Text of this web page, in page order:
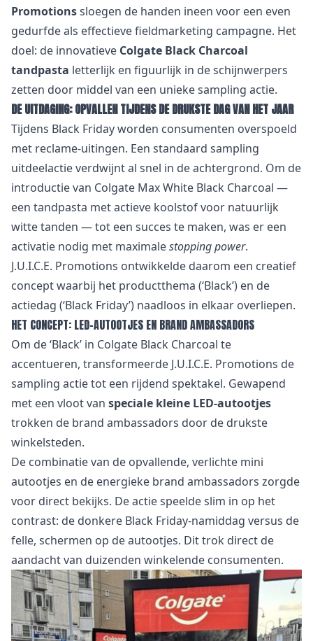
Promotionssloegen de handen ineen voor een even
gedurfde als effectieve fieldmarketing campagne. Het
doel: de innovatieve Colgate Black Charcoal
tandpasta letterlijk en figuurlijk in de schijnwerpers
zetten door middel van een unieke sampling actie.
DE UITDAGING: OPVALLEN TIJDENS DE DRUKSTE DAG VAN HET JAAR
Tijdens Black Friday worden consumenten overspoeld
met reclame-uitingen. Een standaard sampling
uitdeelactie verdwijnt al snel in de achtergrond. Om de
introductie van Colgate Max White Black Charcoal —
een tandpasta met actieve koolstof voor natuurlijk
witte tanden — tot een succes te maken, was er een
activatie nodig met maximalestopping power.
J.U.I.C.E. Promotions ontwikkelde daarom een creatief
concept waarbij het productthema (‘Black’) en de
actiedag (‘Black Friday’) naadloos in elkaar overliepen.
HET CONCEPT: LED-AUTOOTJES EN BRAND AMBASSADORS
Om de ‘Black’ in Colgate Black Charcoal te
accentueren, transformeerde J.U.I.C.E. Promotions de
sampling actie tot een rijdend spektakel. Gewapend
met een vloot van speciale kleine LED-autootjes
trokken de brand ambassadors door de drukste
winkelsteden.
De combinatie van de opvallende, verlichte mini
autootjes en de energieke brand ambassadors zorgde
voor direct bekijks. De actie speelde slim in op het
contrast: de donkere Black Friday-namiddag versus de
felle, schermen op de autootjes. Dit trok direct de
aandacht van duizenden winkelende consumenten.